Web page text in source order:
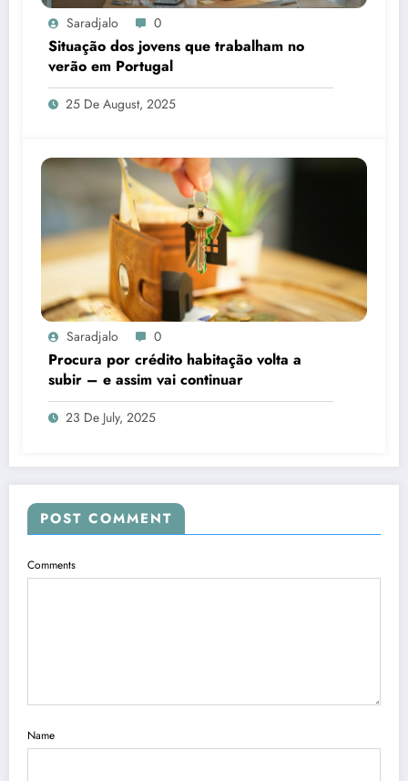
Saradjalo 0
Situação dos jovens que trabalham no
verão em Portugal
25 De August, 2025
Saradjalo 0
Procura por crédito habitação volta a
subir – e assim vai continuar
23 De July, 2025
POST COMMENT
Comments
Name